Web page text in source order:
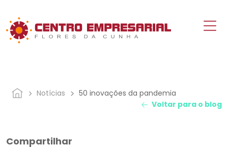
Notícias
50 inovações da pandemia
Voltar para o blog
Compartilhar